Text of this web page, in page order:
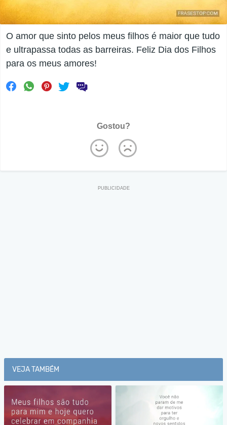
O amor que sinto pelos meus filhos é maior que tudo
e ultrapassa todas as barreiras. Feliz Dia dos Filhos
para os meus amores!
Gostou?
VEJA TAMBÉM